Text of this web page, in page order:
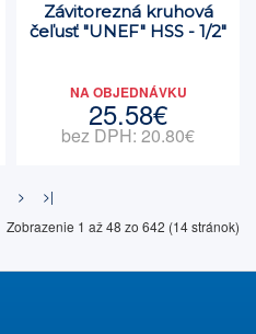
Závitorezná kruhová
čeľusť "UNEF" HSS - 1/2"
NA OBJEDNÁVKU
25.58€
bez DPH: 20.80€
>
>|
Zobrazenie 1 až 48 zo 642 (14 stránok)